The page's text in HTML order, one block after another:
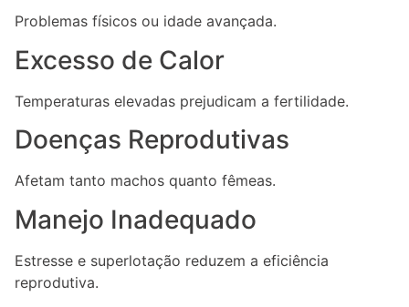
Problemas físicos ou idade avançada.
Excesso de Calor
Temperaturas elevadas prejudicam a fertilidade.
Doenças Reprodutivas
Afetam tanto machos quanto fêmeas.
Manejo Inadequado
Estresse e superlotação reduzem a eficiência
reprodutiva.